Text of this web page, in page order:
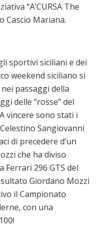
“A’CURSA The
Cascio Mariana.
sportivi siciliani e dei
weekend siciliano si
passaggi della
delle “rosse” del
vincere sono stati i
Sangiovanni
di precedere d’un
che ha diviso
Ferrari 296 GTS del
Giordano Mozzi
il Campionato
con una